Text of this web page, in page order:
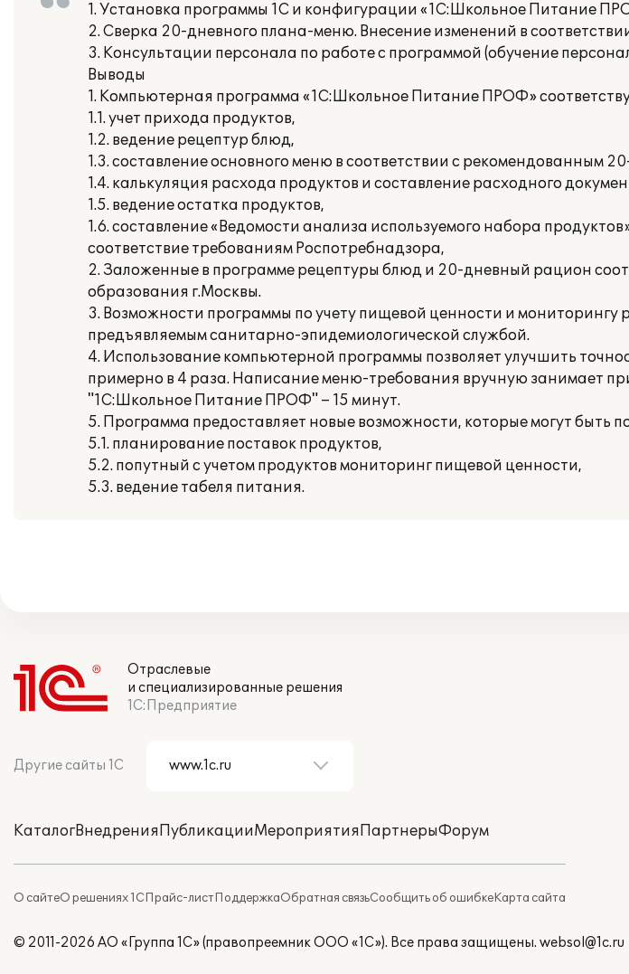
1. Установка программы 1С и конфигурации «1С:Школьное Питание
2. Сверка 20-дневного плана-меню. Внесение изменений в
3. Консультации персонала по работе с программой (обучение
Выводы
1. Компьютерная программа «1С:Школьное Питание ПРОФ»
1.1. учет прихода продуктов,
1.2. ведение рецептур блюд,
1.3. составление основного меню в соответствии с рекомендованным
1.4. калькуляция расхода продуктов и составление расходного
1.5. ведение остатка продуктов,
1.6. составление «Ведомости анализа используемого набора
соответствие требованиям Роспотребнадзора,
2. Заложенные в программе рецептуры блюд и 20-дневный рацион
образования г.Москвы.
3. Возможности программы по учету пищевой ценности и мониторингу
предъявляемым санитарно-эпидемиологической службой.
4. Использование компьютерной программы позволяет улучшить
примерно в 4 раза. Написание меню-требования вручную занимает
"1С:Школьное Питание ПРОФ" – 15 минут.
5. Программа предоставляет новые возможности, которые могут быть
5.1. планирование поставок продуктов,
5.2. попутный с учетом продуктов мониторинг пищевой ценности,
5.3. ведение табеля питания.
Отраслевые
и специализированные решения
1С:Предприятие
Другие сайты 1С
КаталогВнедренияПубликацииМероприятияПартнерыФорум
О сайтеО решениях 1СПрайс-листПоддержкаОбратная связьСообщить об ошибкеКарта сайта
© 2011-2026 АО «Группа 1С» (правопреемник ООО «1С»). Все права защищены. websol@1c.ru